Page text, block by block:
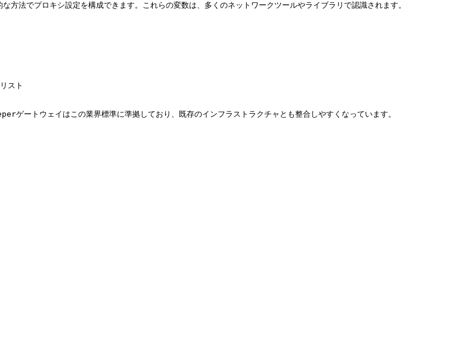
法でプロキシ設定を構成できます。これらの変数は、多くのネットワークツールやライブラリで認識されます。
スト
ゲートウェイはこの業界標準に準拠しており、既存のインフラストラクチャとも整合しやすくなっています。